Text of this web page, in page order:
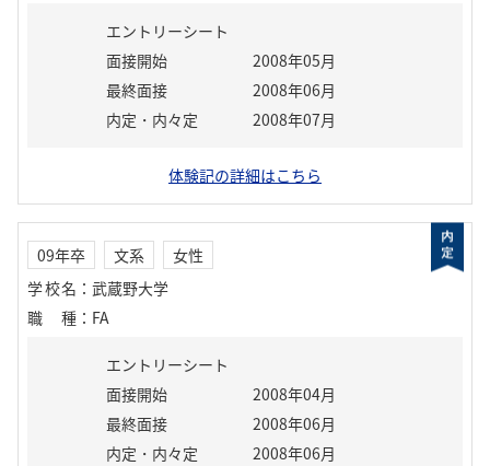
エントリーシート
面接開始
2008年05月
最終面接
2008年06月
内定・内々定
2008年07月
体験記の詳細はこちら
09年卒 文系
女性
学校名 ： 武蔵野大学
職種 ： FA
エントリーシート
面接開始
2008年04月
最終面接
2008年06月
内定・内々定
2008年06月